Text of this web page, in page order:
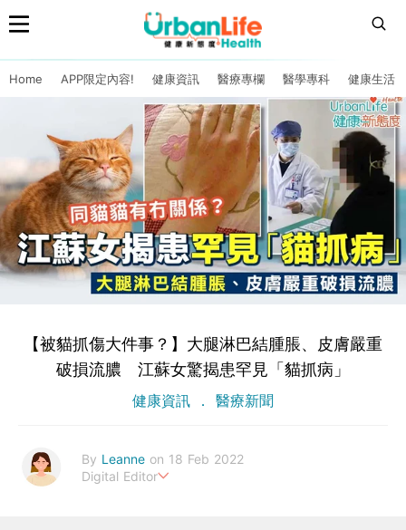
Home APP限定內容! 健康資訊 醫療專欄 醫學專科 健康生活
【被貓抓傷大件事？】大腿淋巴結腫脹、皮膚嚴重
破損流膿 江蘇女驚揭患罕見「貓抓病」
健康資訊 醫療新聞
By Leanne on 18 Feb 2022
Digital Editor